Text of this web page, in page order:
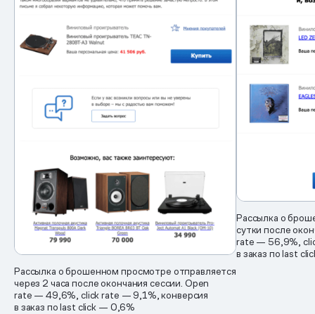
Рассылка о брошенном просмотре отправляется
через 2 часа после окончания сессии. Open
rate — 49,6%, click rate — 9,1%, конверсия
в заказ по last click — 0,6%
Рассылка о
сутки после
rate — 56,9%,
в заказ по last